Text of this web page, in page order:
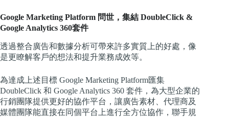
Google Marketing Platform 問世，集結 DoubleClick &
Google Analytics 360套件
透過整合廣告和數據分析可帶來許多實質上的好處，像
是更瞭解客戶的想法和提升業務成效等。
為達成上述目標 Google Marketing Platform匯集
DoubleClick 和 Google Analytics 360 套件，為大型企業的
行銷團隊提供更好的協作平台，讓廣告素材、代理商及
媒體團隊能直接在同個平台上進行全方位協作，聯手規